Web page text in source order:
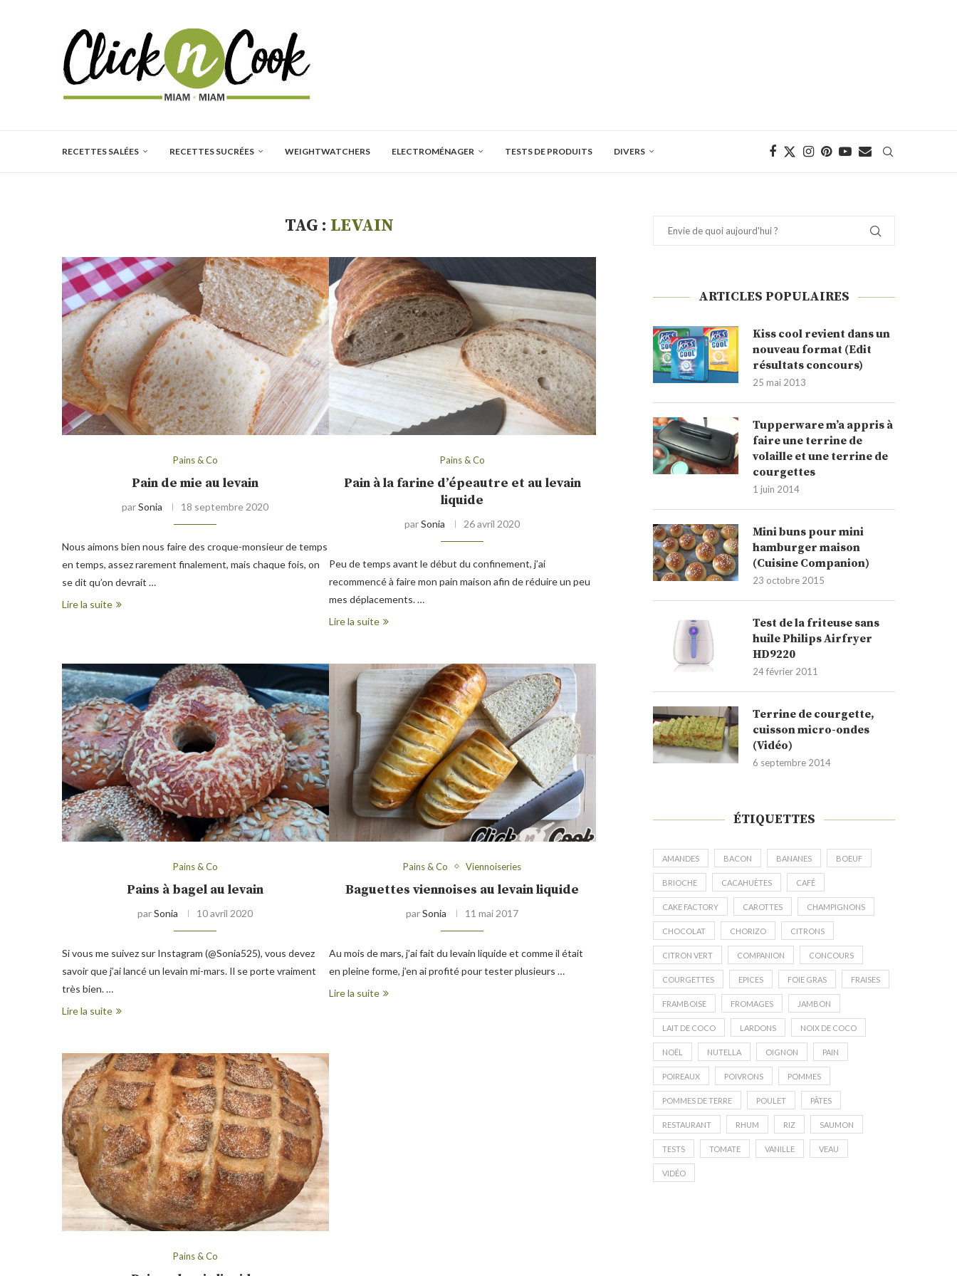
RECETTES SALÉES RECETTES SUCRÉES WEIGHTWATCHERS ELECTROMÉNAGER TESTS DE PRODUITS DIVERS
TAG : LEVAIN
Pains & Co
Pain de mie au levain
parSonia 18 septembre 2020
Nous aimons bien nous faire des croque-monsieur de temps
en temps, assez rarement finalement, mais chaque fois, on
se dit qu’on devrait …
Lire la suite
Pains & Co
Pain à la farine d’épeautre et au levain
liquide
parSonia 26 avril 2020
Peu de temps avant le début du confinement, j’ai
recommencé à faire mon pain maison afin de réduire un peu
mes déplacements. …
Lire la suite
Pains & Co
Pains à bagel au levain
parSonia 10 avril 2020
Si vous me suivez sur Instagram (@Sonia525), vous devez
savoir que j’ai lancé un levain mi-mars. Il se porte vraiment
très bien. …
Lire la suite
Pains & Co Viennoiseries
Baguettes viennoises au levain liquide
parSonia 11 mai 2017
Au mois de mars, j’ai fait du levain liquide et comme il était
en pleine forme, j’en ai profité pour tester plusieurs …
Lire la suite
Pains & Co
ARTICLES POPULAIRES
Kiss cool revient dans un
nouveau format (Edit
résultats concours)
25 mai 2013
Tupperware m’a appris à
faire une terrine de
volaille et une terrine de
courgettes
1 juin 2014
Mini buns pour mini
hamburger maison
(Cuisine Companion)
23 octobre 2015
Test de la friteuse sans
huile Philips Airfryer
HD9220
24 février 2011
Terrine de courgette,
cuisson micro-ondes
(Vidéo)
6 septembre 2014
ÉTIQUETTES
AMANDES BACON BANANES BOEUF
BRIOCHE CACAHUÈTES CAFÉ
CAKE FACTORY CAROTTES CHAMPIGNONS
CHOCOLAT CHORIZO CITRONS
CITRON VERT COMPANION CONCOURS
COURGETTES EPICES FOIE GRAS FRAISES
FRAMBOISE FROMAGES JAMBON
LAIT DE COCO LARDONS NOIX DE COCO
NOËL NUTELLA OIGNON PAIN
POIREAUX POIVRONS POMMES
POMMES DE TERRE POULET PÂTES
RESTAURANT RHUM RIZ SAUMON
TESTS TOMATE VANILLE VEAU
VIDÉO